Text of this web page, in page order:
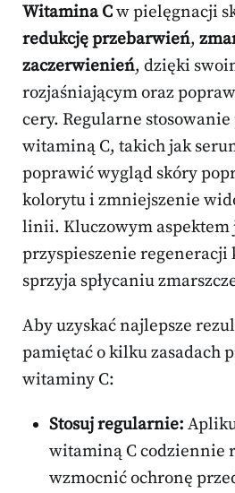
Witamina Cw pielęgnacji
redukcję przebarwień,
zaczerwienień, dzięki
rozjaśniającym oraz
cery. Regularne
witaminą C, takich jak
poprawić wygląd skóry
kolorytu i zmniejszenie
linii. Kluczowym aspektem
przyspieszenie regeneracji
sprzyja spłycaniu
Aby uzyskać najlepsze
pamiętać o kilku zasadach
witaminy C:
Stosuj regularnie:
witaminą C codziennie
wzmocnić ochronę